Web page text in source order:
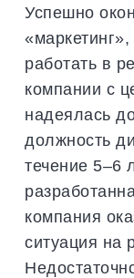
Успешно
работать в
компании с
надеялась
должность
течение 5–6
компания
ситуация на